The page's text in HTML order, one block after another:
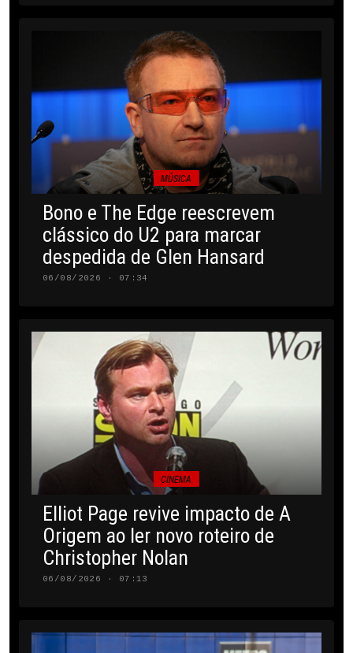
MÚSICA
Bono e The Edge reescrevem
clássico do U2 para marcar
despedida de Glen Hansard
06/08/2026 · 07:34
CINEMA
Elliot Page revive impacto de A
Origem ao ler novo roteiro de
Christopher Nolan
06/08/2026 · 07:13